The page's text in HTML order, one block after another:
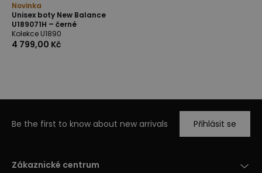
Novinka
Unisex boty New Balance
U189071H – černé
Kolekce U1890
4 799,00 Kč
Be the first to know about new arrivals Přihlásit se
Zákaznické centrum